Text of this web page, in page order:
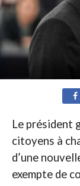
Le président
citoyens à
d’une
exempte de